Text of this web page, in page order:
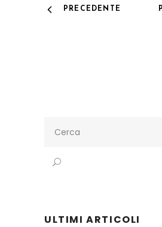
PRECEDENTE
for:
ULTIMI ARTICOLI